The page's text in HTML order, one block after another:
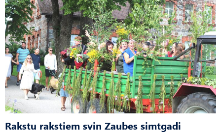
Rakstu rakstiem svin Zaubes simtgadi